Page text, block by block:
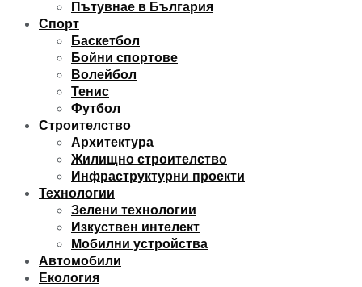
Пътувнае в България
Спорт
Баскетбол
Бойни спортове
Волейбол
Тенис
Футбол
Строителство
Архитектура
Жилищно строителство
Инфраструктурни проекти
Технологии
Зелени технологии
Изкуствен интелект
Мобилни устройства
Автомобили
Екология